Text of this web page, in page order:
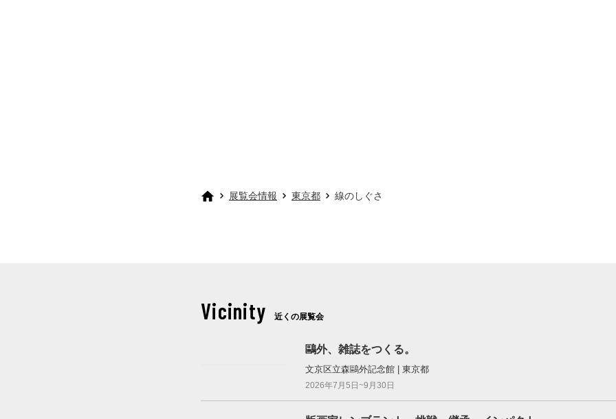
展覧会情報 東京都 線のしぐさ
Vicinity 近くの展覧会
鷗外、雑誌をつくる。
文京区立森鷗外記念館 | 東京都
2026年7月5日~9月30日